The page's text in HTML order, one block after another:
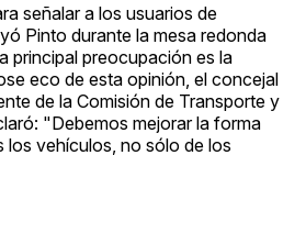
señalar a los usuarios de
Pinto durante la mesa redonda
principal preocupación es la
eco de esta opinión, el concejal
de la Comisión de Transporte y
"Debemos mejorar la forma
los vehículos, no sólo de los